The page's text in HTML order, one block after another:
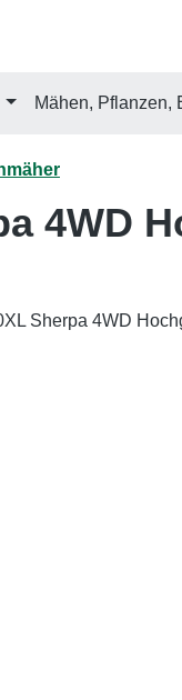
Mähen, Pflanzen,
4WD